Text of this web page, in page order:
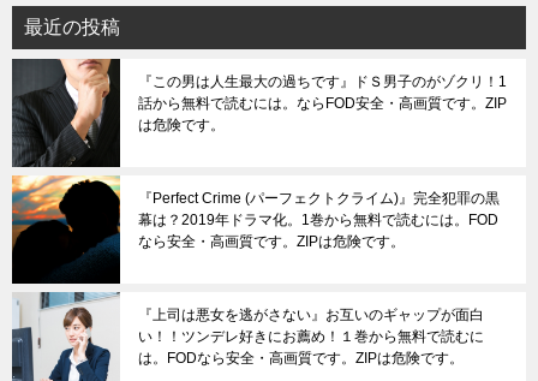
最近の投稿
『この男は人生最大の過ちです』ドＳ男子のがゾクリ！1
話から無料で読むには。ならFOD安全・高画質です。ZIP
は危険です。
『Perfect Crime (パーフェクトクライム)』完全犯罪の黒
幕は？2019年ドラマ化。1巻から無料で読むには。FOD
なら安全・高画質です。ZIPは危険です。
『上司は悪女を逃がさない』お互いのギャップが面白
い！！ツンデレ好きにお薦め！１巻から無料で読むに
は。FODなら安全・高画質です。ZIPは危険です。